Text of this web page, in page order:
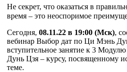
Не секрет, что оказаться в
время – это неоспоримое
Сегодня, 08.11.22 в 19:00 (Мск),
вебинар Выбор дат по Ци Мэнь
вступительное занятие к 3
Дунь Цзя – курсу, посвященному
теме.